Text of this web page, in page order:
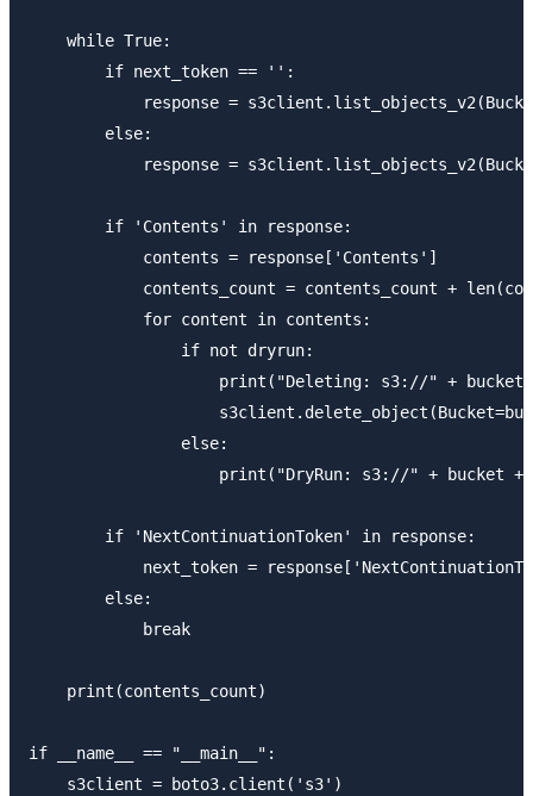
    while True:
        if next_token == '':
response =
        else:
response =
        if 'Contents' in response:
            contents = response['Contents']
contents_count = contents_count +
            for content in contents:
                if not dryrun:
print("Deleting: s3://" + bucket
                else:
print("DryRun: s3://" + bucket +
        if 'NextContinuationToken' in response:
next_token =
        else:
            break
    print(contents_count)
if __name__ == "__main__":
    s3client = boto3.client('s3')